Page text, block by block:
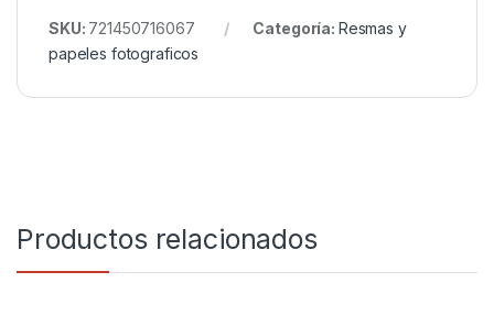
SKU: 721450716067 Categoría: Resmas y
papeles fotograficos
Productos relacionados